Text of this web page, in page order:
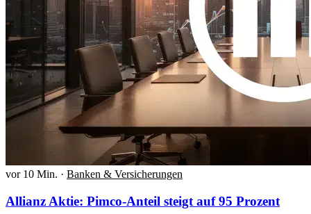
vor 10 Min. · Banken & Versicherungen
Allianz Aktie: Pimco-Anteil steigt auf 95 Prozent